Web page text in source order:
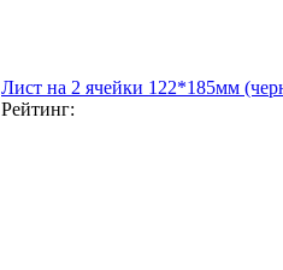
Лист на 2 ячейки 122*185мм
Рейтинг: